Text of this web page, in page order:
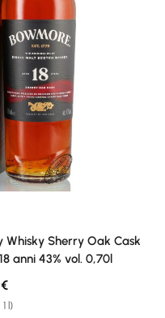
Whisky Sherry Oak Cask
anni 43% vol. 0,70l
l)
price: